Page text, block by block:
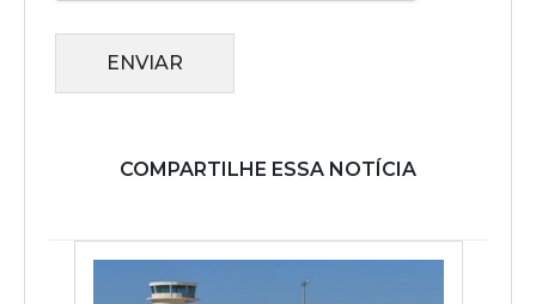
ENVIAR
COMPARTILHE ESSA NOTÍCIA